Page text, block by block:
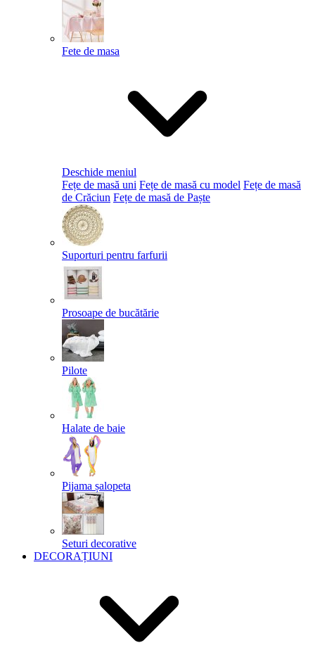
Fete de masa
Deschide meniul
Fețe de masă uni Fețe de masă cu model Fețe de masă
de Crăciun Fețe de masă de Paște​
Suporturi pentru farfurii
Prosoape de bucătărie
Pilote
Halate de baie
Pijama șalopeta
Seturi decorative
DECORAȚIUNI